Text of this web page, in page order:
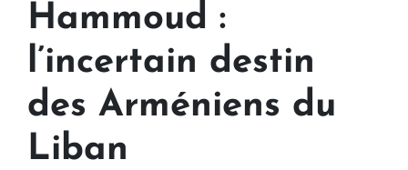
Hammoud :
l’incertain destin
des Arméniens du
Liban